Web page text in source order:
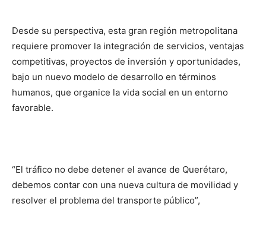
Desde su perspectiva, esta gran región metropolitana
requiere promover la integración de servicios, ventajas
competitivas, proyectos de inversión y oportunidades,
bajo un nuevo modelo de desarrollo en términos
humanos, que organice la vida social en un entorno
favorable.
“El tráfico no debe detener el avance de Querétaro,
debemos contar con una nueva cultura de movilidad y
resolver el problema del transporte público”,